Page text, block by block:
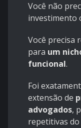
Você não
investimento
Você precisa
para um
funcional.
Foi
extensão de
advogados,
repetitivas do